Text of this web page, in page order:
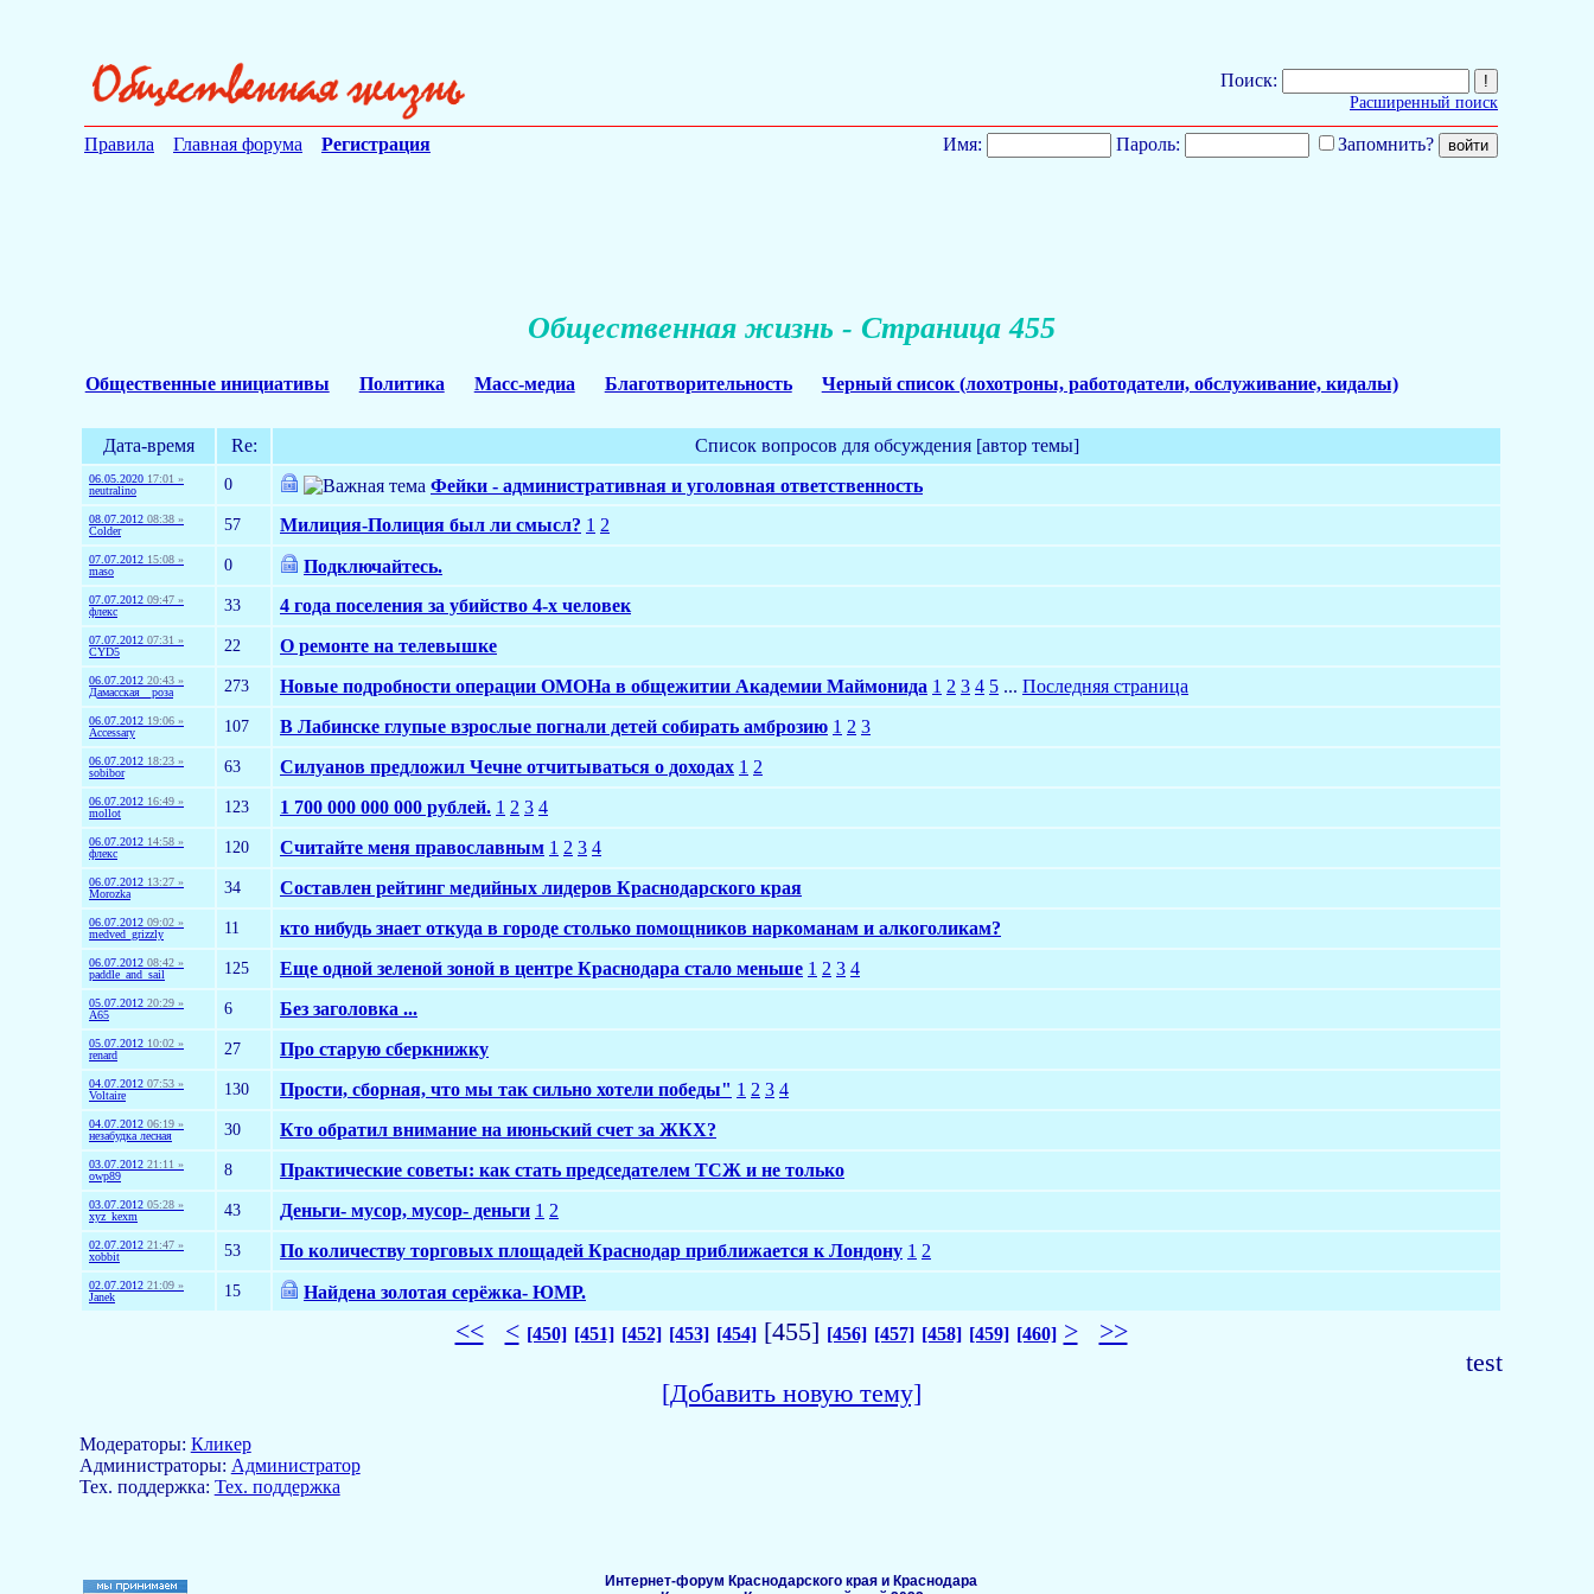
Поиск:
Расширенный поиск
Правила Главная форума Регистрация Имя: Пароль: Запомнить?
Общественная жизнь - Страница 455
Общественные инициативы Политика Масс-медиа Благотворительность Черный список (лохотроны, работодатели, обслуживание, кидалы)
Дата-время Re: Список вопросов для обсуждения [автор темы]
06.05.2020 17:01 »
neutralino
0 Фейки - административная и уголовная ответственность
08.07.2012 08:38 »
Colder
57 Милиция-Полиция был ли смысл? 1 2
07.07.2012 15:08 »
maso
0 Подключайтесь.
07.07.2012 09:47 »
флекс
33 4 года поселения за убийство 4-х человек
07.07.2012 07:31 »
CYD5
22 О ремонте на телевышке
06.07.2012 20:43 »
Дамасская__роза
273 Новые подробности операции ОМОНа в общежитии Академии Маймонида 1 2 3 4 5 ... Последняя страница
06.07.2012 19:06 »
Accessary
107 В Лабинске глупые взрослые погнали детей собирать амброзию 1 2 3
06.07.2012 18:23 »
sobibor
63 Силуанов предложил Чечне отчитываться о доходах 1 2
06.07.2012 16:49 »
mollot
123 1 700 000 000 000 рублей. 1 2 3 4
06.07.2012 14:58 »
флекс
120 Считайте меня православным 1 2 3 4
06.07.2012 13:27 »
Morozka
34 Составлен рейтинг медийных лидеров Краснодарского края
06.07.2012 09:02 »
medved_grizzly
11 кто нибудь знает откуда в городе столько помощников наркоманам и алкоголикам?
06.07.2012 08:42 »
paddle_and_sail
125 Еще одной зеленой зоной в центре Краснодара стало меньше 1 2 3 4
05.07.2012 20:29 »
A65
6 Без заголовка ...
05.07.2012 10:02 »
renard
27 Про старую сберкнижку
04.07.2012 07:53 »
Voltaire
130 Прости, сборная, что мы так сильно хотели победы" 1 2 3 4
04.07.2012 06:19 »
незабудка лесная
30 Кто обратил внимание на июньский счет за ЖКХ?
03.07.2012 21:11 »
owp89
8 Практические советы: как стать председателем ТСЖ и не только
03.07.2012 05:28 »
xyz_kexm
43 Деньги- мусор, мусор- деньги 1 2
02.07.2012 21:47 »
xobbit
53 По количеству торговых площадей Краснодар приближается к Лондону 1 2
02.07.2012 21:09 »
Janek
15 Найдена золотая серёжка- ЮМР.
<< < [450] [451] [452] [453] [454][455] [456] [457] [458] [459] [460] >
>>
test
[Добавить новую тему]
Модераторы: Кликер
Aдминистраторы: Администратор
Тех. поддержка: Тех. поддержка
Интернет-форум Краснодарского края и Краснодара